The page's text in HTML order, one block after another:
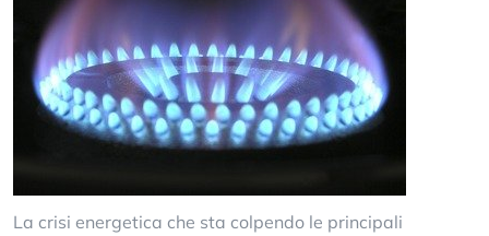
La crisi energetica che sta colpendo le principali